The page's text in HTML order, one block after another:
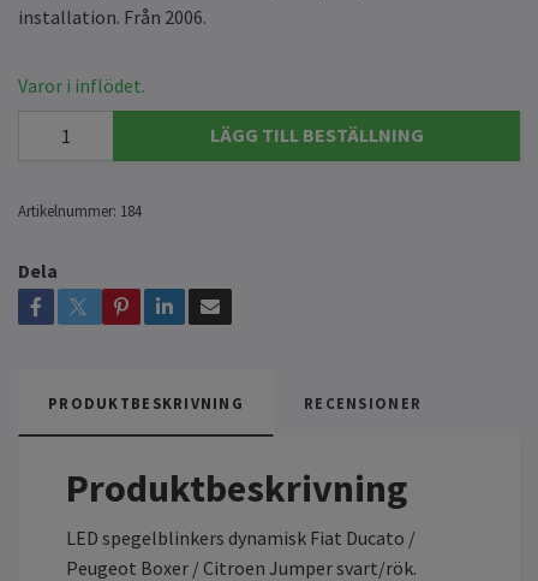
installation. Från 2006.
Varor i inflödet.
LÄGG TILL BESTÄLLNING
Artikelnummer: 184
Dela
PRODUKTBESKRIVNING RECENSIONER
Produktbeskrivning
LED spegelblinkers dynamisk Fiat Ducato /
Peugeot Boxer / Citroen Jumper svart/rök.